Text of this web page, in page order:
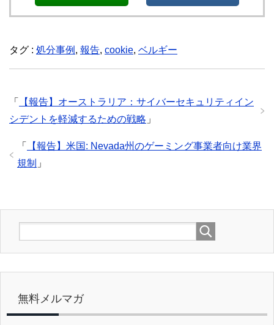
タグ : 処分事例 , 報告, cookie, ベルギー
「
【報告】オーストラリア：サイバーセキュリティイン
シデントを軽減するための戦略 」
「
【報告】米国: Nevada州のゲーミング事業者向け業界
規制 」
無料メルマガ